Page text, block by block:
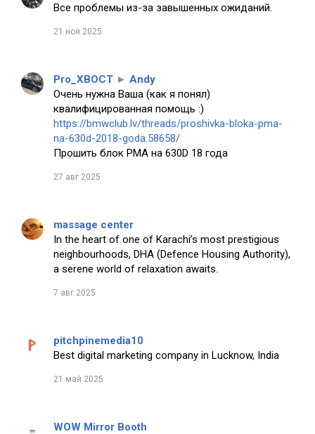
Все проблемы из-за завышенных ожиданий.
21 ноя 2025
Pro_XBOCT ► Andy
Очень нужна Ваша (как я понял)
квалифицированная помощь :)
https://bmwclub.lv/threads/proshivka-bloka-pma-
na-630d-2018-goda.58658/
Прошить блок PMA на 630D 18 года
27 авг 2025
massage center
In the heart of one of Karachi’s most prestigious
neighbourhoods, DHA (Defence Housing Authority),
a serene world of relaxation awaits.
7 авг 2025
pitchpinemedia10
Best digital marketing company in Lucknow, India
21 май 2025
WOW Mirror Booth